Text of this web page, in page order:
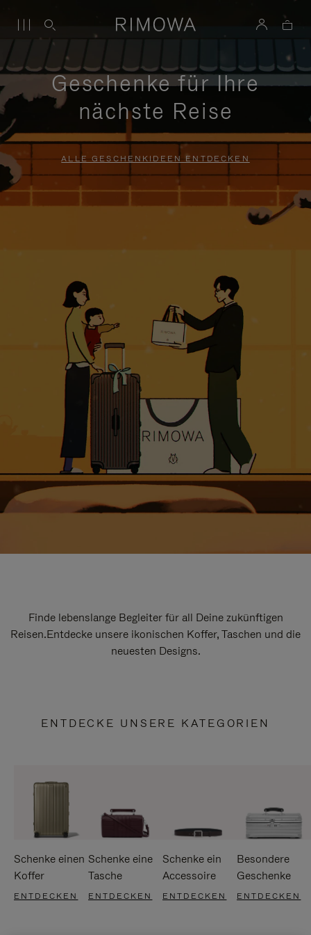
Geschenke für Ihre
nächste Reise
ALLE GESCHENKIDEEN ENTDECKEN
Finde lebenslange Begleiter für all Deine zukünftigen
Reisen.Entdecke unsere ikonischen Koffer, Taschen und die
neuesten Designs.
ENTDECKE UNSERE KATEGORIEN
Schenke einen
Koffer
ENTDECKEN
Schenke eine
Tasche
ENTDECKEN
Schenke ein
Accessoire
ENTDECKEN
Besondere
Geschenke
ENTDECKEN